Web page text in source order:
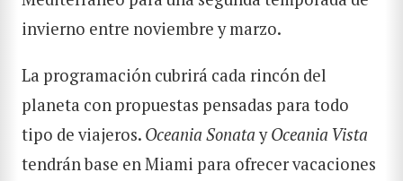
invierno entre noviembre y marzo.
La programación cubrirá cada rincón del
planeta con propuestas pensadas para todo
tipo de viajeros. Oceania SonatayOceania Vista
tendrán base en Miami para ofrecer vacaciones